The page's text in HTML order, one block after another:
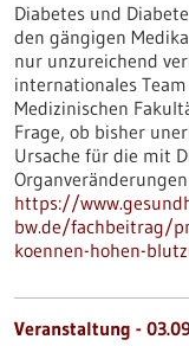
Diabetes und
den gängigen
nur unzureichend
internationales
Medizinischen
Frage, ob bisher
Ursache für die mit
https://
bw.de/fachbeitrag/
koennen-hohen-
Veranstaltung -